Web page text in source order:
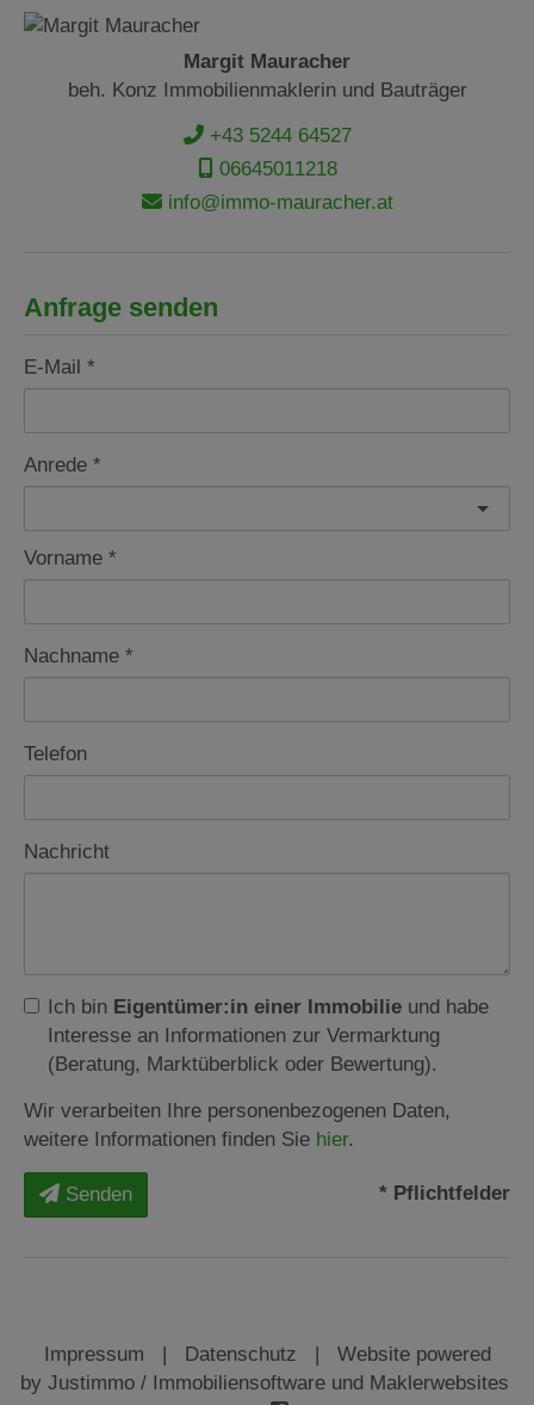
Margit Mauracher
beh. Konz Immobilienmaklerin und Bauträger
+43 5244 64527
06645011218
info@immo-mauracher.at
Anfrage senden
E-Mail
Anrede
Vorname
Nachname
Telefon
Nachricht
Ich bin Eigentümer:in einer Immobilie und habe
Interesse an Informationen zur Vermarktung
(Beratung, Marktüberblick oder Bewertung).
Wir verarbeiten Ihre personenbezogenen Daten,
weitere Informationen finden Sie hier.
Senden * Pflichtfelder
Impressum | Datenschutz | Website powered
by Justimmo / Immobiliensoftware und Maklerwebsites